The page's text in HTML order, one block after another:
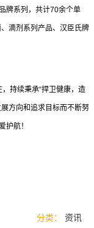
牌系列，共计70余个单
滴剂系列产品、汉臣氏牌
持续秉承“捍卫健康，造
方向和追求目标而不断努
护航！
分类： 资讯